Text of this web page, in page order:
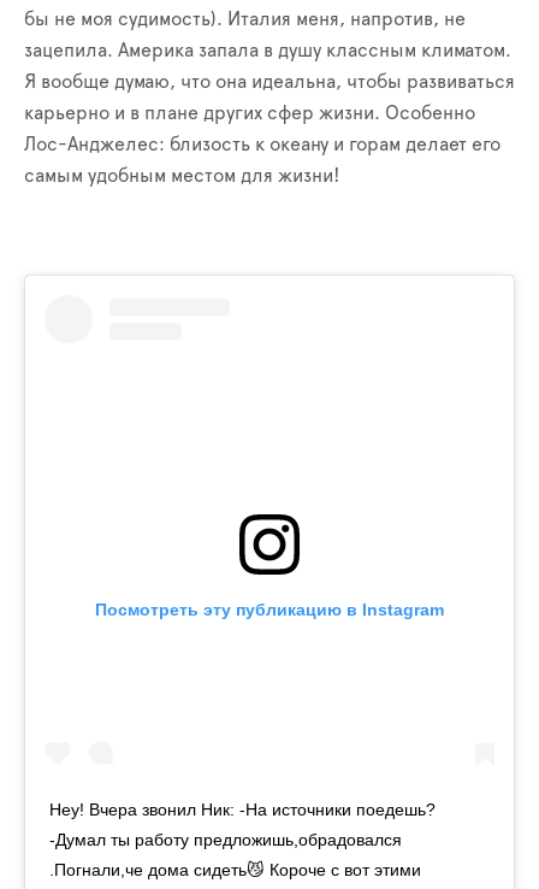
бы не моя судимость). Италия меня, напротив, не
зацепила. Америка запала в душу классным климатом.
Я вообще думаю, что она идеальна, чтобы развиваться
карьерно и в плане других сфер жизни. Особенно
Лос-Анджелес: близость к океану и горам делает его
самым удобным местом для жизни!
Посмотреть эту публикацию в Instagram
Hey! Вчера звонил Ник: -На источники поедешь?
-Думал ты работу предложишь,обрадовался
.Погнали,че дома сидеть😼 Короче с вот этими